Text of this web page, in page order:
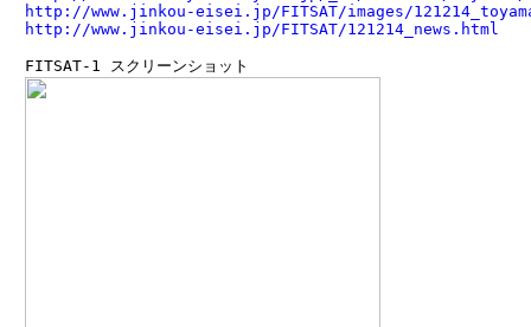
http://www.jinkou-eisei.jp/FITSAT/images/
http://www.jinkou-eisei.jp/FITSAT/121214_news.html
FITSAT-1 スクリーンショット